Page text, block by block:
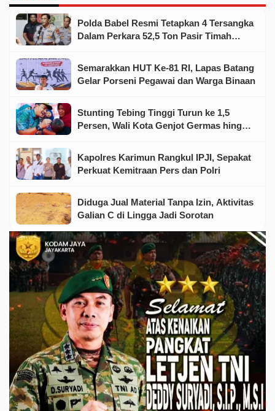
Polda Babel Resmi Tetapkan 4 Tersangka
Dalam Perkara 52,5 Ton Pasir Timah
Semarakkan HUT Ke-81 RI, Lapas Batang
Gelar Porseni Pegawai dan Warga Binaan
Stunting Tebing Tinggi Turun ke 1,5
Persen, Wali Kota Genjot Germas hingga
Kapolres Karimun Rangkul IPJI, Sepakat
Perkuat Kemitraan Pers dan Polri
Diduga Jual Material Tanpa Izin, Aktivitas
Galian C di Lingga Jadi Sorotan